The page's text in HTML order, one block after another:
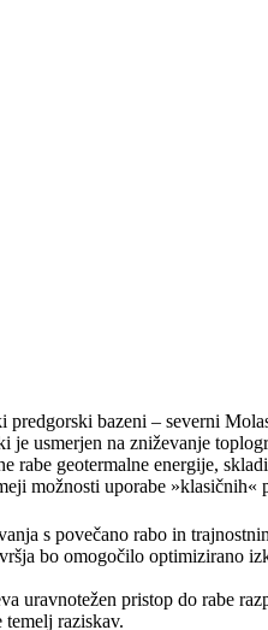
bazeni – severni
usmerjen na zniževanje
rabe geotermalne energije,
možnosti uporabe
s povečano rabo in
bo omogočilo optimizirano
uravnotežen pristop do rabe
temelj raziskav.